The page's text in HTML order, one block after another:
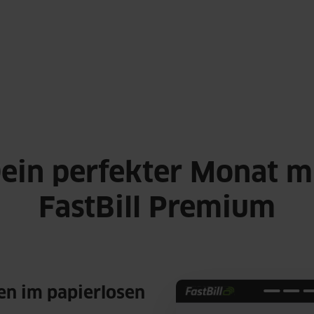
perfekter Monat
FastBill Premium
im papierlosen